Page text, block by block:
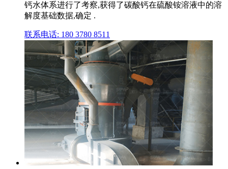
钙水体系进行了考察,获得了碳酸钙在硫酸铵溶液中的溶
解度基础数据,确定 .
联系电话: 180 3780 8511